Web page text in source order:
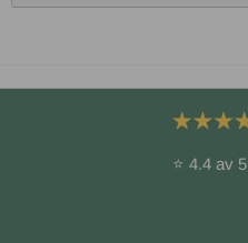
⭐ 4.4 av